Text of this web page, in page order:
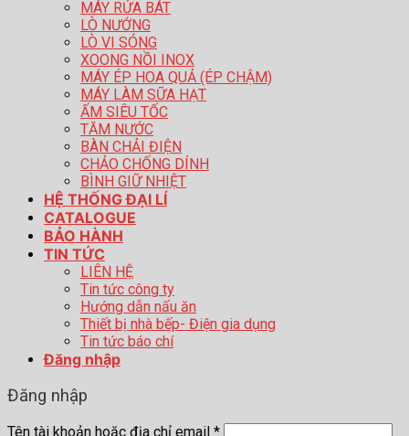
MÁY RỬA BÁT
LÒ NƯỚNG
LÒ VI SÓNG
XOONG NỒI INOX
MÁY ÉP HOA QUẢ (ÉP CHẬM)
MÁY LÀM SỮA HẠT
ẤM SIÊU TỐC
TĂM NƯỚC
BÀN CHẢI ĐIỆN
CHẢO CHỐNG DÍNH
BÌNH GIỮ NHIỆT
HỆ THỐNG ĐẠI LÍ
CATALOGUE
BẢO HÀNH
TIN TỨC
LIÊN HỆ
Tin tức công ty
Hướng dẫn nấu ăn
Thiết bị nhà bếp- Điện gia dụng
Tin tức báo chí
Đăng nhập
Đăng nhập
Tên tài khoản hoặc địa chỉ email *